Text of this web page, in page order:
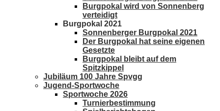
Burgpokal wird von Sonnenberg
verteidigt
Burgpokal 2021
Sonnenberger Burgpokal 2021
Der Burgpokal hat seine eigenen
Gesetzte
Burgpokal bleibt auf dem
Spitzkippel
Jubiläum 100 Jahre Spvgg
Jugend-Sportwoche
Sportwoche 2026
Turnierbestimmung